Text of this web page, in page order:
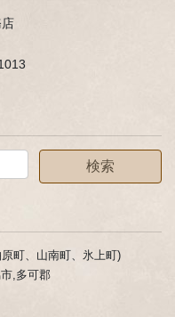
町、山南町、氷上町)
,多可郡